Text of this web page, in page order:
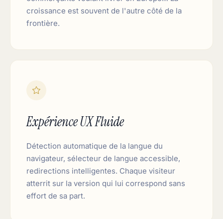
croissance est souvent de l'autre côté de la
frontière.
Expérience UX Fluide
Détection automatique de la langue du
navigateur, sélecteur de langue accessible,
redirections intelligentes. Chaque visiteur
atterrit sur la version qui lui correspond sans
effort de sa part.